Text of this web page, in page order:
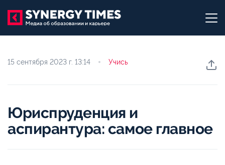
15 сентября 2023 г. 13:14 Учись
Юриспруденция и
аспирантура: самое главное